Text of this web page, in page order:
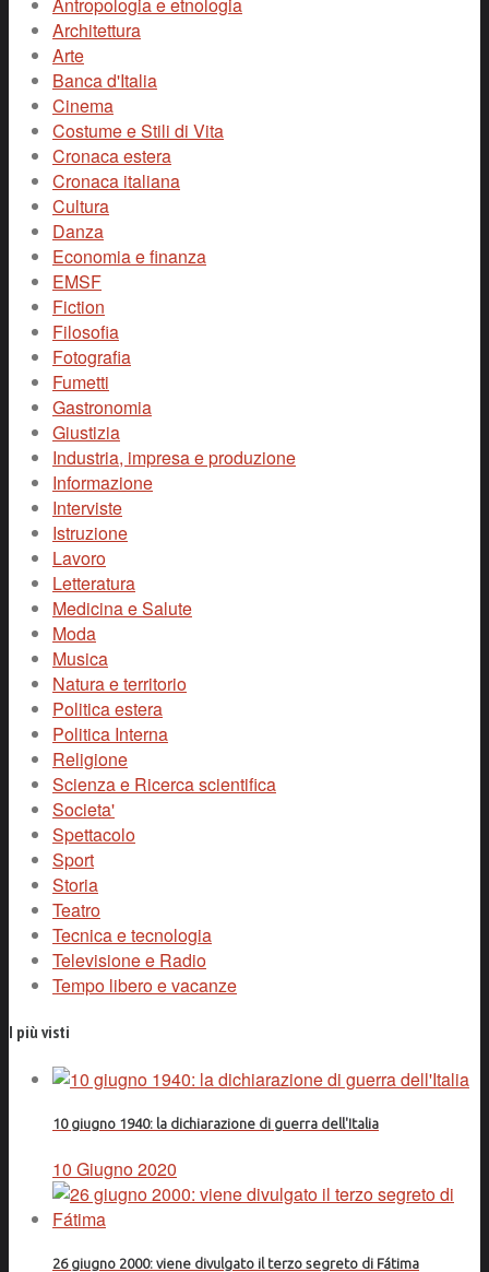
Architettura
Arte
Banca d'Italia
Cinema
Costume e Stili di Vita
Cronaca estera
Cronaca italiana
Cultura
Danza
Economia e finanza
EMSF
Fiction
Filosofia
Fotografia
Fumetti
Gastronomia
Giustizia
Industria, impresa e produzione
Informazione
Interviste
Istruzione
Lavoro
Letteratura
Medicina e Salute
Moda
Musica
Natura e territorio
Politica estera
Politica Interna
Religione
Scienza e Ricerca scientifica
Societa'
Spettacolo
Sport
Storia
Teatro
Tecnica e tecnologia
Televisione e Radio
Tempo libero e vacanze
I più visti
10 giugno 1940: la dichiarazione di guerra dell'Italia
10 Giugno 2020
26 giugno 2000: viene divulgato il terzo segreto di Fátima